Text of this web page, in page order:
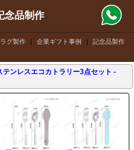
グ製作 | 企業ギフト事例 |
記念品製作
念品制作
テンレスエコカトラリー3点セット -